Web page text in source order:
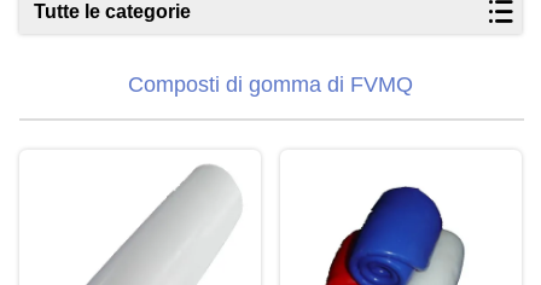
Tutte le categorie
Composti di gomma di FVMQ